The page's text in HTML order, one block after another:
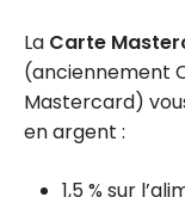
La Carte
(anciennement
Mastercard)
en argent :
1,5 % sur